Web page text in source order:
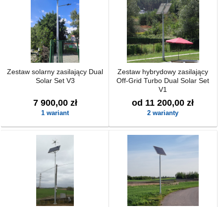
Zestaw solarny zasilający Dual
Solar Set V3
7 900,00 zł
1 wariant
Zestaw hybrydowy zasilający
Off-Grid Turbo Dual Solar Set
V1
od 11 200,00 zł
2 warianty